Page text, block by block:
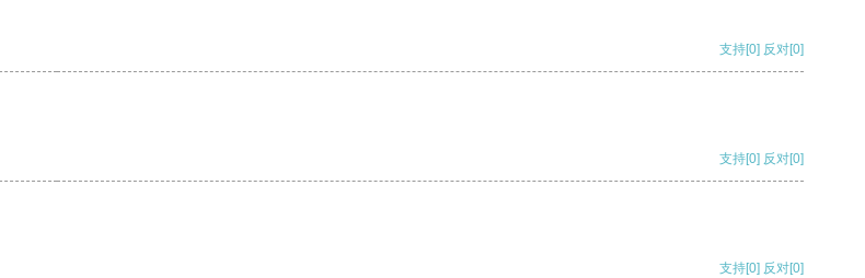
支持[0] 反对[0]
支持[0] 反对[0]
支持[0] 反对[0]